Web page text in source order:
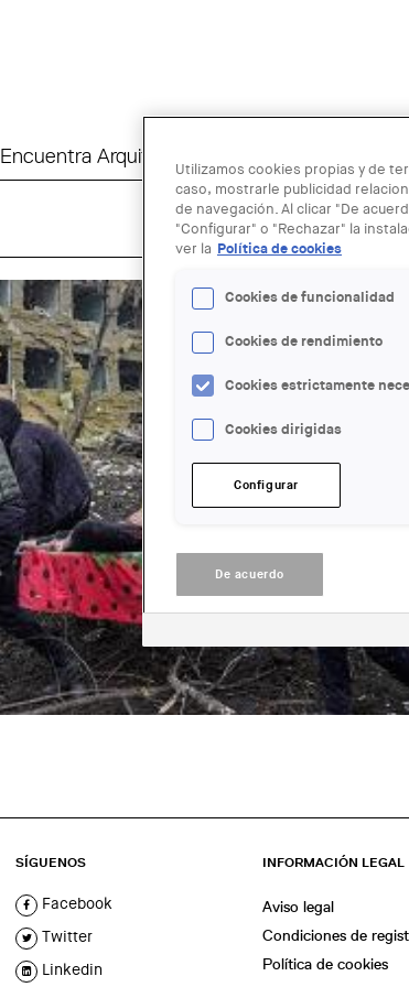
Encuentra Arquitecto
SÍGUENOS
Facebook
Twitter
Linkedin
INFORMACIÓN LEGAL
Aviso legal
Condiciones de
Política de cookies
Utilizamos cookies propias y de
caso, mostrarle publicidad
de navegación. Al clicar "De
"Configurar" o "Rechazar" la
ver la Política de cookies
Cookies de funcionalidad
Cookies de rendimiento
Cookies estrictamente
Cookies dirigidas
Configurar
De acuerdo